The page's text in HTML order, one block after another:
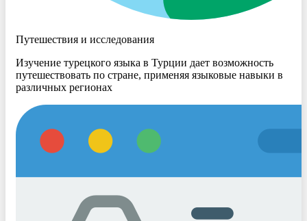
Путешествия и исследования
Изучение турецкого языка в Турции дает возможность
путешествовать по стране, применяя языковые навыки в
различных регионах